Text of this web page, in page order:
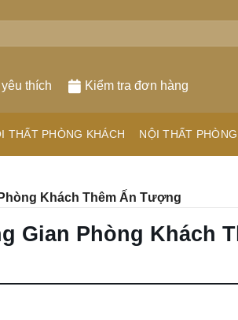
thích Kiểm tra đơn hàng
THẤT PHÒNG KHÁCH NỘI THẤT
Khách Thêm Ấn Tượng
Gian Phòng Khách